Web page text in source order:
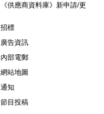
《供應商資料庫》新申請/更
招標
廣告資訊
內部電郵
網站地圖
通知
節目投稿